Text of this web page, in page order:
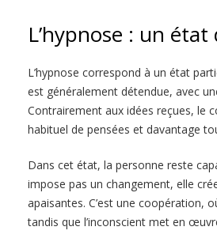
L’hypnose : un
L’hypnose correspond à un état
est généralement détendue, avec
Contrairement aux idées reçues, le
habituel de pensées et davantage
Dans cet état, la personne reste
impose pas un changement, elle
apaisantes. C’est une coopération,
tandis que l’inconscient met en